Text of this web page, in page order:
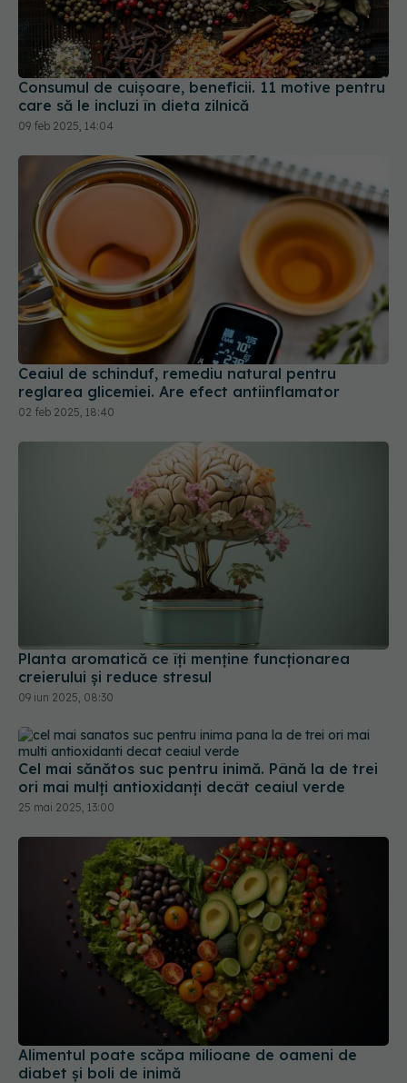
Consumul de cuișoare, beneficii. 11 motive pentru
care să le incluzi în dieta zilnică
09 feb 2025, 14:04
Ceaiul de schinduf, remediu natural pentru
reglarea glicemiei. Are efect antiinflamator
02 feb 2025, 18:40
Planta aromatică ce îți menține funcționarea
creierului și reduce stresul
09 iun 2025, 08:30
Cel mai sănătos suc pentru inimă. Până la de trei
ori mai mulți antioxidanți decât ceaiul verde
25 mai 2025, 13:00
Alimentul poate scăpa milioane de oameni de
diabet și boli de inimă